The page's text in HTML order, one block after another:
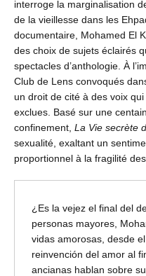
interroge la marginalisation
de la vieillesse dans les
documentaire, Mohamed El
des choix de sujets éclairés
spectacles d’anthologie. À
Club de Lens convoqués
un droit de cité à des voix
exclues. Basé sur une
confinement, La Vie secrète
sexualité, exaltant un
proportionnel à la fragilité
¿Es la vejez el final del
personas mayores,
vidas amorosas, desde
reinvención del amor al
ancianas hablan sobre